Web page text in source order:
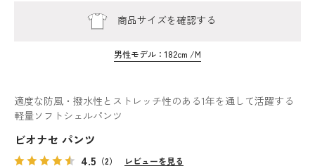
適度な防風・撥水性とストレッチ性のある1年を通して活躍する
軽量ソフトシェルパンツ
ビオナセ パンツ
4.5 （2） レビューを見る
商品サイズを確認する
男性モデル：182cm /M